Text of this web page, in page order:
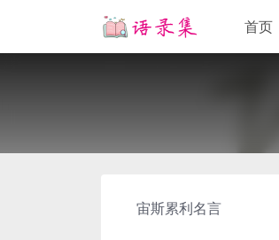
首页
宙斯累利名言